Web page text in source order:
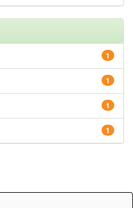
1
1
1
1